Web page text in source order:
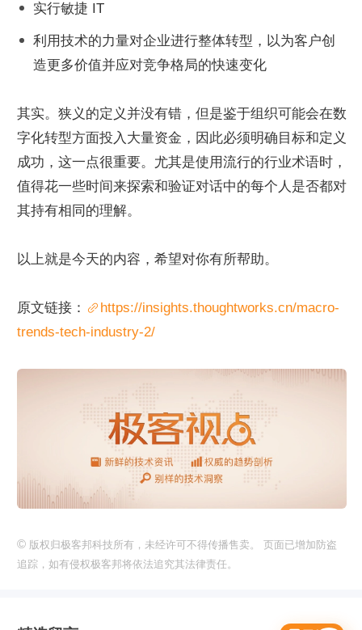
实行敏捷 IT
利用技术的力量对企业进行整体转型，以为客户创
造更多价值并应对竞争格局的快速变化
其实。狭义的定义并没有错，但是鉴于组织可能会在数
字化转型方面投入大量资金，因此必须明确目标和定义
成功，这一点很重要。尤其是使用流行的行业术语时，
值得花一些时间来探索和验证对话中的每个人是否都对
其持有相同的理解。
以上就是今天的内容，希望对你有所帮助。
原文链接：
https://insights.thoughtworks.cn/macro-
trends-tech-industry-2/
© 版权归极客邦科技所有，未经许可不得传播售卖。 页面已增加防盗
追踪，如有侵权极客邦将依法追究其法律责任。